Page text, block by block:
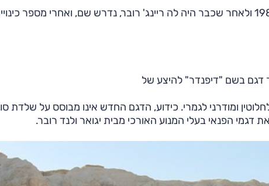
כאשר המבחר בלנד רובר גדל, עם הוספת דיסקברי ב-1989 ולאחר שכבר היה לה ריינג' רובר, נדרש שם, ואחרי מספר
דגם בשם "דיפנדר" להיצע של
ומודרני לגמרי. כידוע, הדגם החדש אינו מבוסס על שלדת